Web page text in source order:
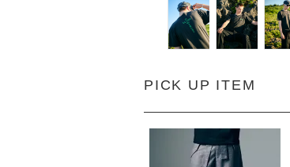
PICK UP ITEM